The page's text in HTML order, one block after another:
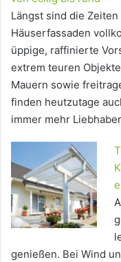
Längst sind die
Häuserfassaden
üppige, raffinierte
extrem teuren
Mauern sowie
finden heutzutage
immer mehr
genießen. Bei Wind